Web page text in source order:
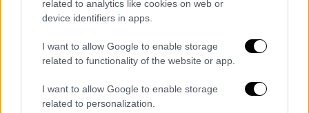
related to analytics like cookies on web or
device identifiers in apps.
I want to allow Google to enable storage
related to functionality of the website or app.
I want to allow Google to enable storage
related to personalization.
Τηλεόραση| 10.10.2020 21:52
Ηλιος - επόμενα επεισόδια: Ναρκωτική
ουσία στο ποτό της Λήδας
Ο Φίλιππος αποφασισμένος να αποχωρήσει
από την εταιρεία της Αλεξάνδρας, της
ζητάει να του δώσει το κεφάλαιο για να